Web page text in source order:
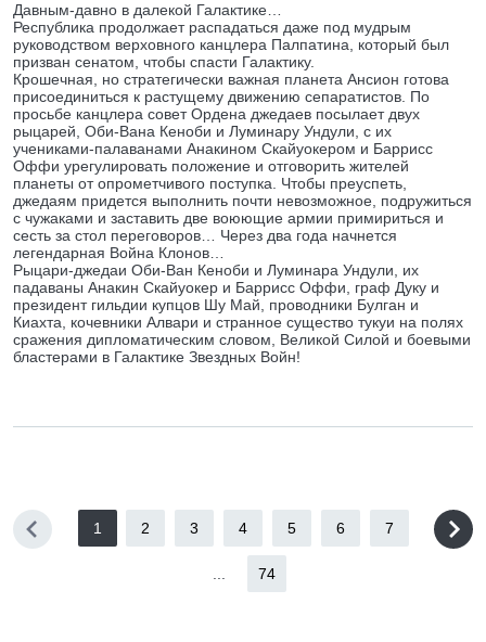
Давным-давно в далекой Галактике…
Республика продолжает распадаться даже под мудрым
руководством верховного канцлера Палпатина, который был
призван сенатом, чтобы спасти Галактику.
Крошечная, но стратегически важная планета Ансион готова
присоединиться к растущему движению сепаратистов. По
просьбе канцлера совет Ордена джедаев посылает двух
рыцарей, Оби-Вана Кеноби и Луминару Ундули, с их
учениками-палаванами Анакином Скайуокером и Баррисс
Оффи урегулировать положение и отговорить жителей
планеты от опрометчивого поступка. Чтобы преуспеть,
джедаям придется выполнить почти невозможное, подружиться
с чужаками и заставить две воюющие армии примириться и
сесть за стол переговоров… Через два года начнется
легендарная Война Клонов…
Рыцари-джедаи Оби-Ван Кеноби и Луминара Ундули, их
падаваны Анакин Скайуокер и Баррисс Оффи, граф Дуку и
президент гильдии купцов Шу Май, проводники Булган и
Киахта, кочевники Алвари и странное существо тукуи на полях
сражения дипломатическим словом, Великой Силой и боевыми
бластерами в Галактике Звездных Войн!
1 2 3 4 5 6 7
74